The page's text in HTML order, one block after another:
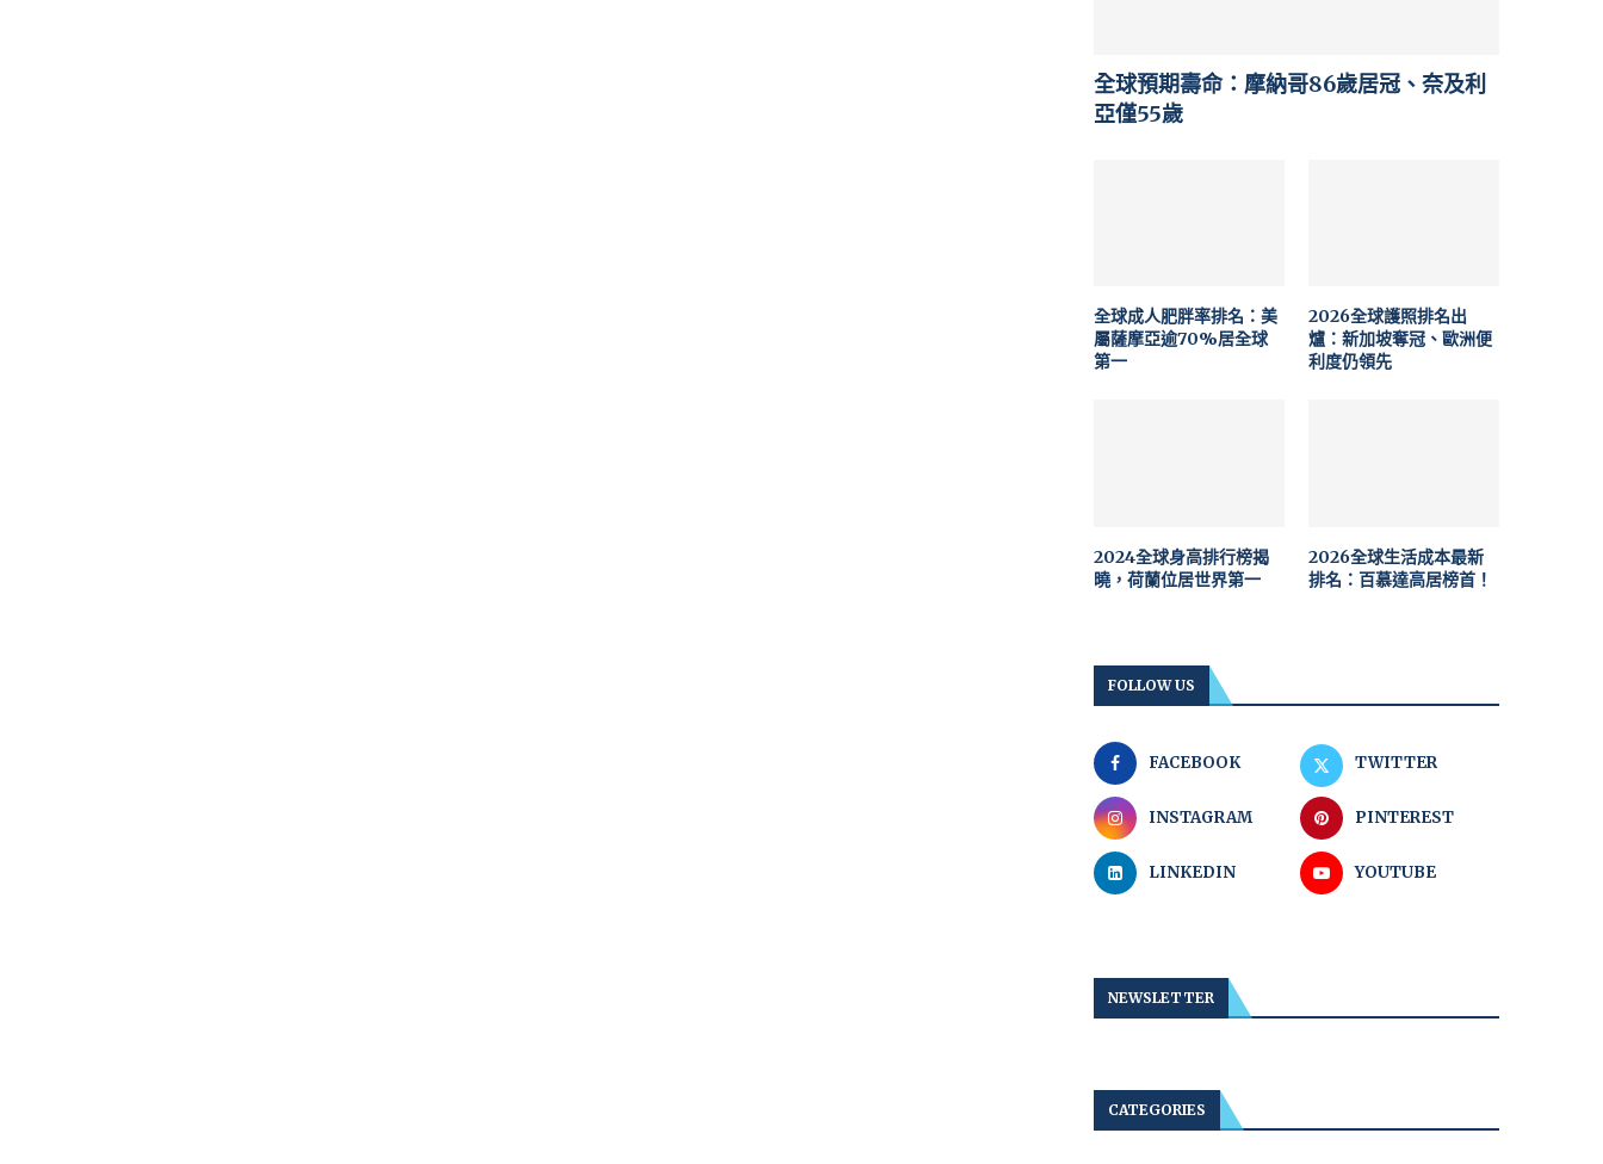
全球預期壽命：摩納哥86歲居冠、奈及利
亞僅55歲
全球成人肥胖率排名：美
屬薩摩亞逾70%居全球
第一
2026全球護照排名出
爐：新加坡奪冠、歐洲便
利度仍領先
2024全球身高排行榜揭
曉，荷蘭位居世界第一
2026全球生活成本最新
排名：百慕達高居榜首！
FOLLOW US
FACEBOOK TWITTER
INSTAGRAM PINTEREST
LINKEDIN YOUTUBE
NEWSLETTER
CATEGORIES